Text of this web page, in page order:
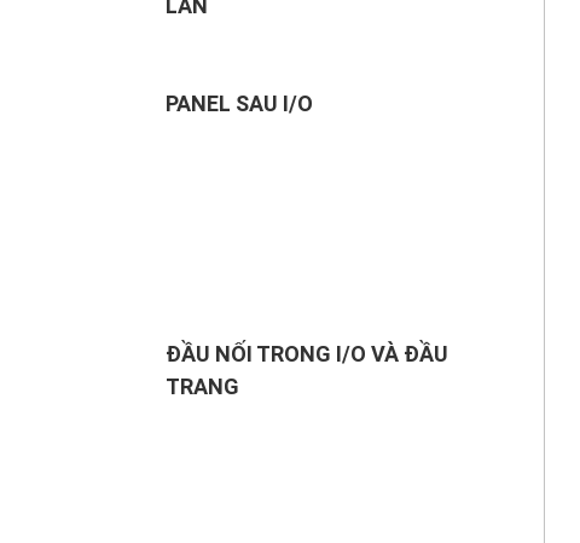
LAN
PANEL SAU I/O
ĐẦU NỐI TRONG I/O VÀ ĐẦU
TRANG